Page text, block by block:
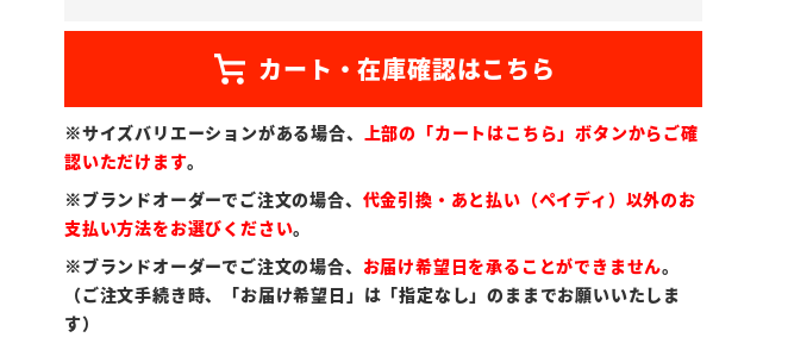
※サイズバリエーションがある場合、
上部の「カートはこちら」ボタンからご確
認いただけます。
※ブランドオーダーでご注文の場合、 代金引換・あと払い（ペイディ）以外のお
支払い方法をお選びください。
※ブランドオーダーでご注文の場合、 お届け希望日を承ることができません。
（ご注文手続き時、「お届け希望日」は「指定なし」のままでお願いいたしま
す）